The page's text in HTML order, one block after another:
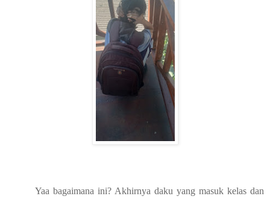
Yaa bagaimana ini? Akhirnya daku yang masuk kelas dan